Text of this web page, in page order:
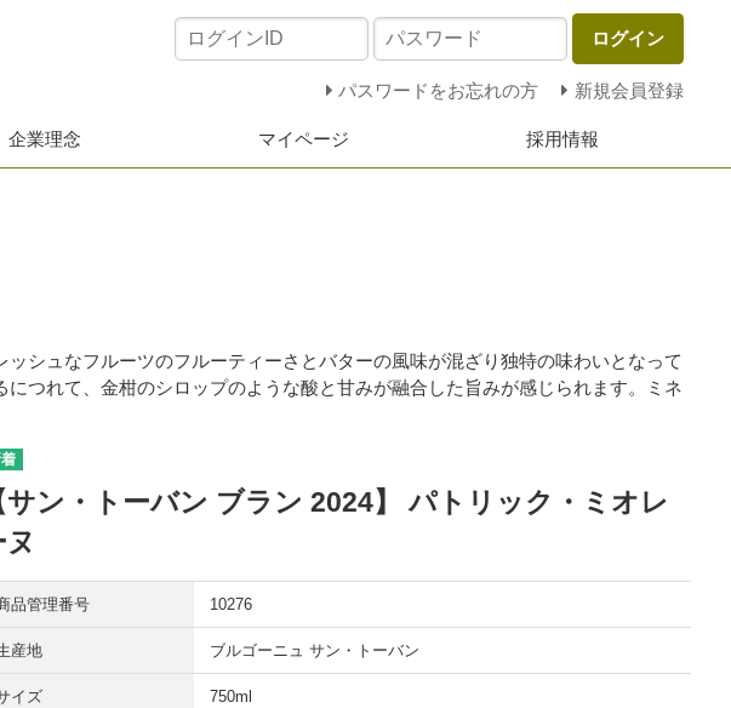
ログイン
パスワードをお忘れの方 新規会員登録
企業理念 マイページ 採用情報
シュなフルーツのフルーティーさとバターの風味が混ざり独特の味わいとなって
つれて、金柑のシロップのような酸と甘みが融合した旨みが感じられます。ミネ
サン・トーバン ブラン 2024】 パトリック・ミオレ
ヌ
品管理番号 10276
産地 ブルゴーニュ サン・トーバン
イズ 750ml